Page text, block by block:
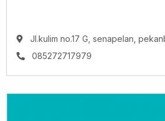
Jl.kulim no.17 G, senapelan,
085272717979